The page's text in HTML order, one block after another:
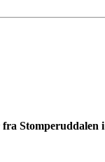
Stomperuddalen i